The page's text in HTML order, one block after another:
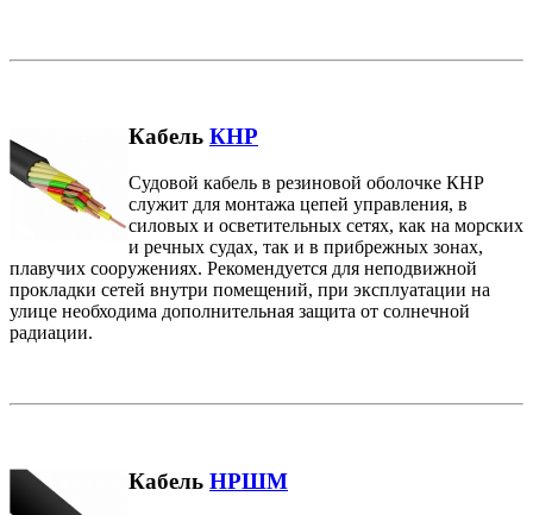
Кабель КНР
Судовой кабель в резиновой оболочке КНР
служит для монтажа цепей управления, в
силовых и осветительных сетях, как на морских
и речных судах, так и в прибрежных зонах,
плавучих сооружениях. Рекомендуется для неподвижной
прокладки сетей внутри помещений, при эксплуатации на
улице необходима дополнительная защита от солнечной
радиации.
Кабель НРШМ